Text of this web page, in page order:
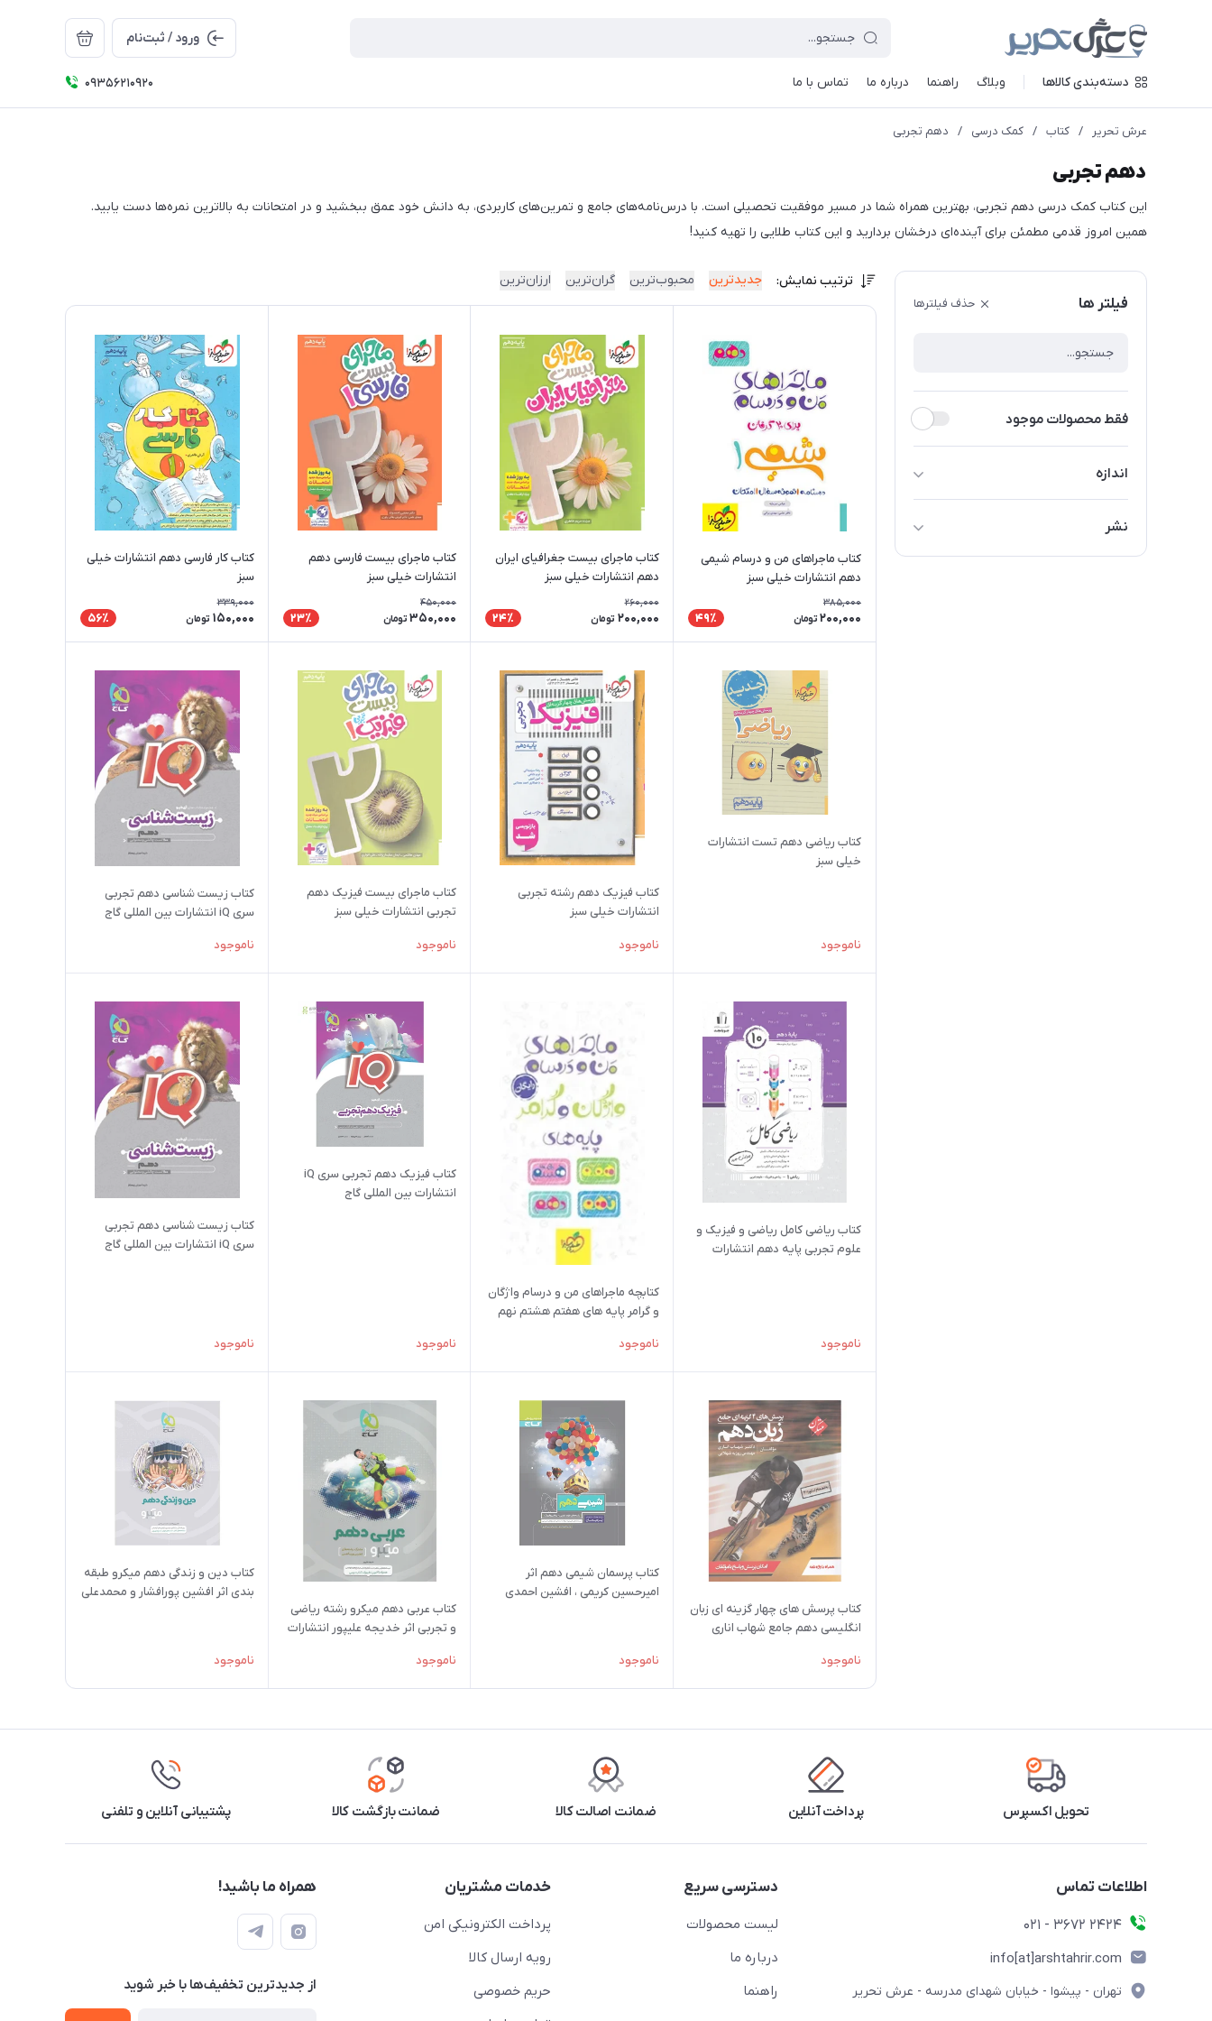
ورود / ثبت‌نام
دسته‌بندی کالاها وبلاگ راهنما درباره ما تماس با ما 09356210920
عرش تحریر / کتاب / کمک درسی / دهم تجربی
دهم تجربی
این کتاب کمک درسی دهم تجربی، بهترین همراه شما در مسیر موفقیت تحصیلی است. با درس‌نامه‌های جامع و تمرین‌های کاربردی، به دانش خود عمق ببخشید و در امتحانات به بالاترین نمره‌ها دست یابید.
همین امروز قدمی مطمئن برای آینده‌ای درخشان بردارید و این کتاب طلایی را تهیه کنید!
فیلتر ها حذف فیلترها
فقط محصولات موجود
اندازه
نشر
جویا مجد
ترتیب نمایش: جدیدترین محبوب‌ترین گران‌ترین ارزان‌ترین
کتاب ماجراهای من و درسام شیمی
دهم انتشارات خیلی سبز
385,000
200,000 تومان 49٪
کتاب ماجرای بیست جغرافیای ایران
دهم انتشارات خیلی سبز
260,000
200,000 تومان 24٪
کتاب ماجرای بیست فارسی دهم
انتشارات خیلی سبز
450,000
350,000 تومان 23٪
کتاب کار فارسی دهم انتشارات خیلی
سبز
339,000
150,000 تومان 56٪
کتاب ریاضی دهم تست انتشارات
خیلی سبز
ناموجود
کتاب فیزیک دهم رشته تجربی
انتشارات خیلی سبز
ناموجود
کتاب ماجرای بیست فیزیک دهم
تجربی انتشارات خیلی سبز
ناموجود
کتاب زیست شناسی دهم تجربی
سری iQ انتشارات بین المللی گاج
ناموجود
کتاب ریاضی کامل ریاضی و فیزیک و
علوم تجربی پایه دهم انتشارات
ناموجود
کتابچه ماجراهای من و درسام واژگان
و گرامر پایه های هفتم هشتم نهم
سبز
ناموجود
کتاب فیزیک دهم تجربی سری iQ
انتشارات بین المللی گاج
ناموجود
کتاب زیست شناسی دهم تجربی
سری iQ انتشارات بین المللی گاج
ناموجود
کتاب پرسش های چهار گزینه ای زبان
انگلیسی دهم جامع شهاب اناری
ناموجود
کتاب پرسمان شیمی دهم اثر
امیرحسین کریمی ، افشین احمدی
ناموجود
کتاب عربی دهم میکرو رشته ریاضی
و تجربی اثر خدیجه علیپور انتشارات
ناموجود
کتاب دین و زندگی دهم میکرو طبقه
بندی اثر افشین پورافشار و محمدعلی
ناموجود
تحویل اکسپرس پرداخت آنلاین ضمانت اصالت کالا ضمانت بازگشت کالا پشتیبانی آنلاین و تلفنی
اطلاعات تماس
2424 3672 - 021
info[at]arshtahrir.com
تهران - پیشوا - خیابان شهدای مدرسه - عرش تحریر
دسترسی سریع
لیست محصولات
درباره ما
راهنما
خدمات مشتریان
پرداخت الکترونیکی امن
رویه ارسال کالا
حریم خصوصی
همراه ما باشید!
از جدید‌ترین تخفیف‌ها با‌ خبر شوید